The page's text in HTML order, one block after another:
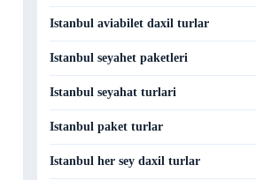
Istanbul aviabilet daxil turlar
Istanbul seyahet paketleri
Istanbul seyahat turlari
Istanbul paket turlar
Istanbul her sey daxil turlar